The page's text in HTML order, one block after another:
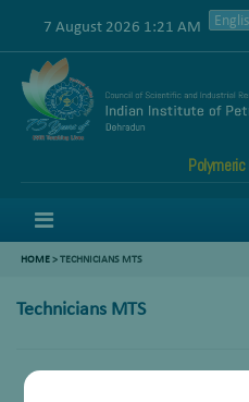
7 August 2026 1:21 AM
HOME>TECHNICIANS MTS
Technicians MTS